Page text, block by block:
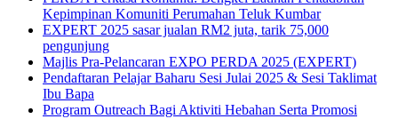
Kepimpinan Komuniti Perumahan Teluk Kumbar
EXPERT 2025 sasar jualan RM2 juta, tarik 75,000
pengunjung
Majlis Pra-Pelancaran EXPO PERDA 2025 (EXPERT)
Pendaftaran Pelajar Baharu Sesi Julai 2025 & Sesi Taklimat
Ibu Bapa
Program Outreach Bagi Aktiviti Hebahan Serta Promosi